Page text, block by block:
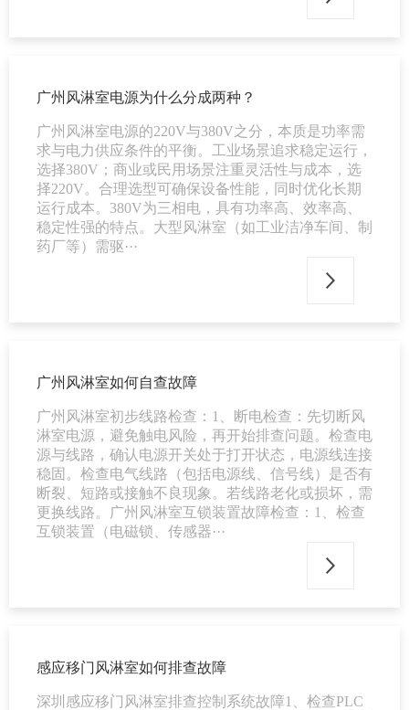
广州风淋室电源为什么分成两种？
广州风淋室电源的220V与380V之分，本质是功率需
求与电力供应条件的平衡。工业场景追求稳定运行，
选择380V；商业或民用场景注重灵活性与成本，选
择220V。合理选型可确保设备性能，同时优化长期
运行成本。380V为三相电，具有功率高、效率高、
稳定性强的特点。大型风淋室（如工业洁净车间、制
药厂等）需驱···
广州风淋室如何自查故障
广州风淋室初步线路检查：1、断电检查：先切断风
淋室电源，避免触电风险，再开始排查问题。检查电
源与线路，确认电源开关处于打开状态，电源线连接
稳固。检查电气线路（包括电源线、信号线）是否有
断裂、短路或接触不良现象。若线路老化或损坏，需
更换线路。广州风淋室互锁装置故障检查：1、检查
互锁装置（电磁锁、传感器···
感应移门风淋室如何排查故障
深圳感应移门风淋室排查控制系统故障1、检查PLC